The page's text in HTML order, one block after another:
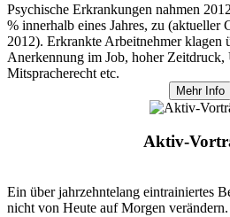
Psychische Erkrankungen nahmen
% innerhalb eines Jahres, zu (aktueller
2012). Erkrankte Arbeitnehmer klagen
Anerkennung im Job, hoher Zeitdruck,
Mitspracherecht etc.
Mehr Info
Aktiv-
Ein über jahrzehntelang eintrainiertes
nicht von Heute auf Morgen